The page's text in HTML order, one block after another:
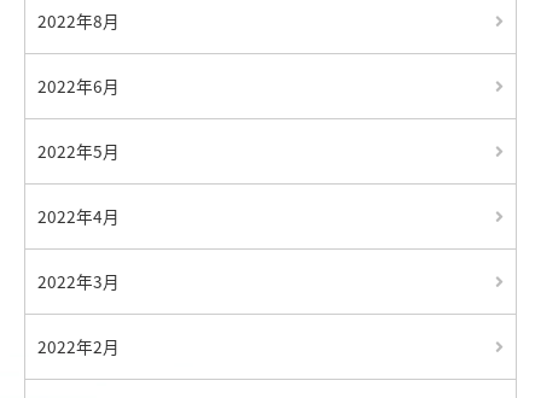
2022年8月
2022年6月
2022年5月
2022年4月
2022年3月
2022年2月